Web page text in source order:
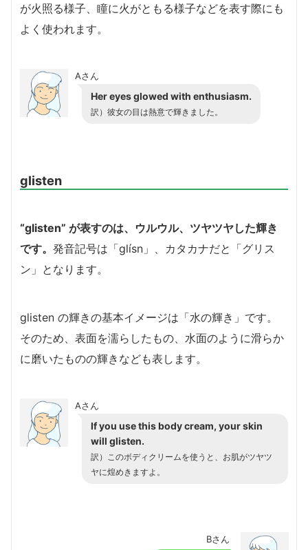
が火照る様子、瞳に火がともる様子などを表す際にも
よく使われます。
Aさん
Her eyes glowed with enthusiasm.
訳）彼女の目は熱意で輝きました。
glisten
“glisten” が表すのは、ウルウル、ツヤツヤした輝き
です。 発音記号は「glísn」、カタカナだと「グリス
ン」となります。
glisten の輝きの基本イメージは「水の輝き」です。
そのため、表面を濡らしたもの、水面のように滑らか
に磨いたものの輝きなども表します。
Aさん
If you use this body cream, your skin
will glisten.
訳）このボディクリームを使うと、お肌がツヤツ
ヤに煌めきますよ。
Bさん